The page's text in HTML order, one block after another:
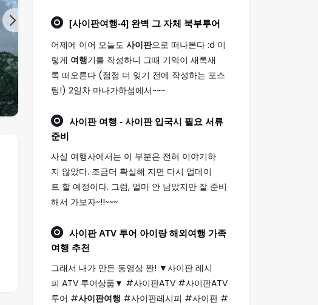
[사이판여행-4] 완벽 그 자체 북부투어
어제에 이어 오늘도 사이판으로 떠나본다 :d 이
렇게 여행기를 작성하니 그때 기억이 새록새
록 떠오른다 (점점 더 잊기 전에 작성하는 포스
팅!) 2일차 마나가하섬에서~~~
사이판 여행 - 사이판 입국시 필요 서류
준비
사실 여행사에서는 이 부분은 전혀 이야기하
지 않았다. 조금더 확실해 지면 다시 업데이
트 할 예정이다. 그럼, 얼마 안 남았지만 잘 준비
해서 가보자~!!~~~
사이판ATV 투어 아이랑 해외 여행 가족
여행 추천
그래서 내가 만든 동영상 짠! ▼사이판 레시
피 ATV 투어상품▼ #사이판ATV #사이판ATV
투어 #사이판여행 #사이판레시피 #사이판 #